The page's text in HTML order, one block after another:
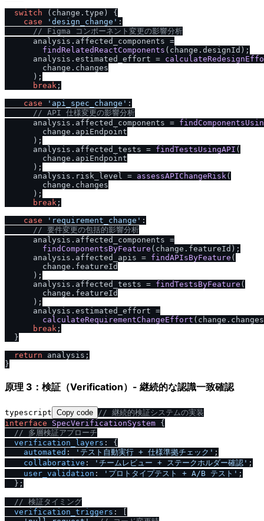
switch (change. type ) {
case
'design_change' :
/ / Figma コンポーネント変更の影響分析
      analysis.
affected_components =
findRelatedReactComponents (change. designId );
      analysis.
estimated_effort =
        change.
changes
      );
break ;
case
'api_spec_change' :
/ / API 仕様変更の影響分析
      analysis.
affected_components =
        change.
apiEndpoint
      );
      analysis.
affected_tests = findTestsUsingAPI (
        change.
apiEndpoint
      );
      analysis.
risk_level = assessAPIChangeRisk (
        change.
changes
      );
break ;
case
'requirement_change' :
/ / 要件変更の包括的影響分析
      analysis.
affected_components =
findComponentsByFeature (change. featureId );
      analysis.
affected_apis = findAPIsByFeature (
        change.
featureId
      );
      analysis.
affected_tests = findTestsByFeature (
        change.
featureId
      );
      analysis.
estimated_effort =
calculateRequirementChangeEffort (change. changes
break ;
  }
return analysis;
原理 3：検証（Verification）- 継続的な認識一致確認
typescript Copy code // 継続的検証システムの実装
interface
SpecVerificationSystem {
// 多層検証アプローチ
verification_layers : {
automated : 'テスト自動実行 + 仕様準拠チェック' ;
collaborative : 'チームレビュー + ステークホルダー確認' ;
user_validation : 'プロトタイプテスト + A/B テスト' ;
  };
// 検証タイミング
verification_triggers : [